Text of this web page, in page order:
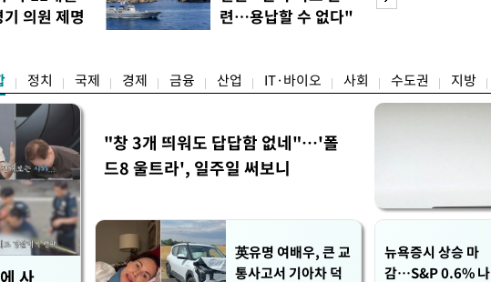
컵 조별리그 탈락과 관련해 국회 문화체육관광위원회 청문
회에서 질타를 받은 데 이어, 홍명보 전 감독 선
의원 제명
련…용납할 수 없다"
정치 국제 경제 금융 산업 IT·바이오 사회 수도권 지방
사
"창 3개 띄워도 답답함 없네"…'폴
드8 울트라', 일주일 써보니
英유명 여배우, 큰 교
통사고서 기아차 덕
뉴욕증시 상승 마
감…S&P 0.6% 나